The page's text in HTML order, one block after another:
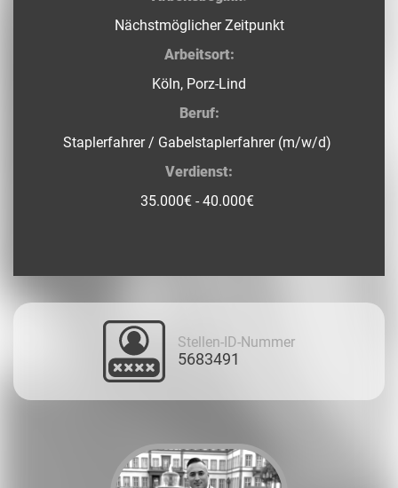
Nächstmöglicher Zeitpunkt
Arbeitsort:
Köln, Porz-Lind
Beruf:
Staplerfahrer / Gabelstaplerfahrer (m/w/d)
Verdienst:
35.000€ - 40.000€
Stellen-ID-Nummer
5683491